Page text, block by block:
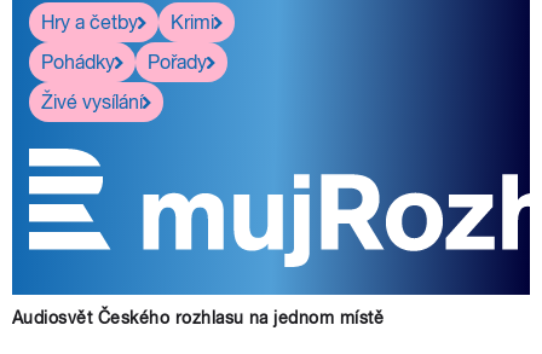
Hry a četby
Krimi
Pohádky
Pořady
Živé vysílání
Audiosvět Českého rozhlasu na jednom místě